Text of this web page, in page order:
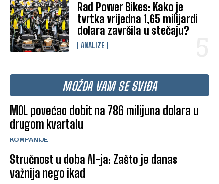
Rad Power Bikes: Kako je
tvrtka vrijedna 1,65 milijardi
dolara završila u stečaju?
ANALIZE
MOŽDA VAM SE SVIĐA
MOL povećao dobit na 786 milijuna dolara u
drugom kvartalu
KOMPANIJE
Stručnost u doba AI-ja: Zašto je danas
važnija nego ikad